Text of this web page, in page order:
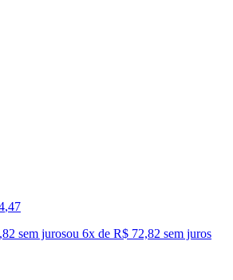
,47
sem jurosou 6x de R$ 72,82 sem juros